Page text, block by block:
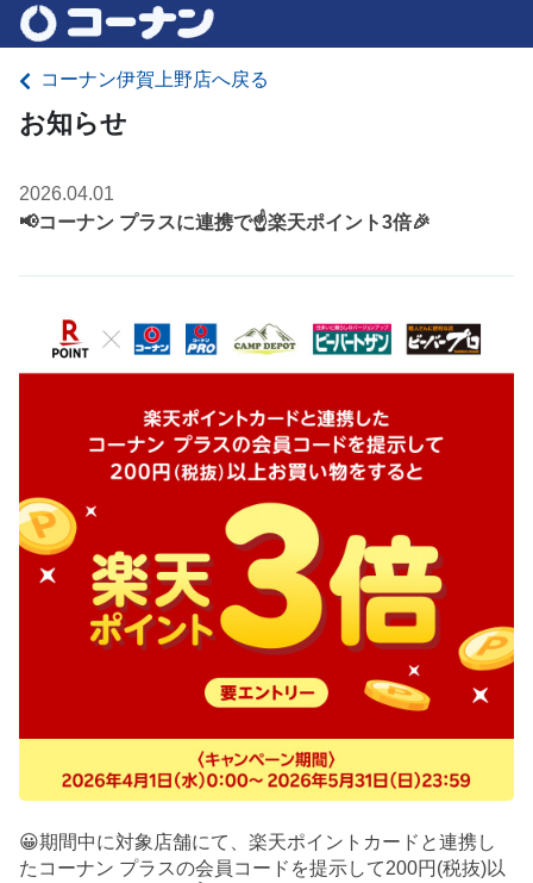
コーナン伊賀上野店へ戻る
お知らせ
2026.04.01
📢コーナン プラスに連携で☝️楽天ポイント3倍🎉
😀期間中に対象店舗にて、楽天ポイントカードと連携し
たコーナン プラスの会員コードを提示して200円(税抜)以